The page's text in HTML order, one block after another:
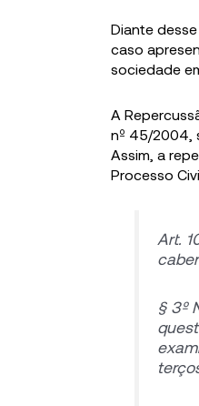
Diante
caso
sociedade
A
nº 45/2004,
Assim, a
Processo
Art.
§ 3º